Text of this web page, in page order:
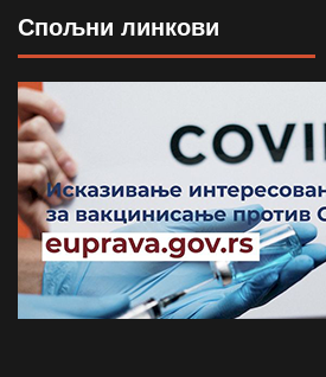
Спољни линкови